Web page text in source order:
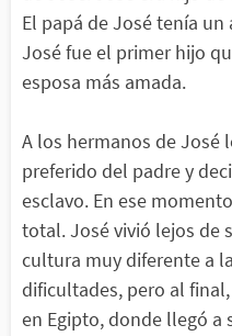
El papá de José tenía
José fue el primer hijo
esposa más amada.
A los hermanos de José
preferido del padre y
esclavo. En ese
total. José vivió lejos de
cultura muy diferente a
dificultades, pero al
en Egipto, donde llegó a